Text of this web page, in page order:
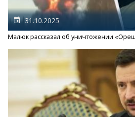
31.10.2025
Малюк рассказал об уничтожении